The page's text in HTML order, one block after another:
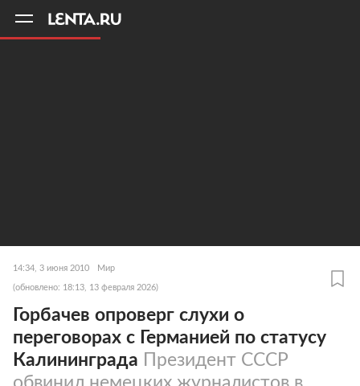
14:34, 3 июня 2010 Мир
(обновлено: 18:13, 13 февраля 2026)
Горбачев опроверг слухи о
переговорах с Германией по статусу
Калининграда Президент СССР